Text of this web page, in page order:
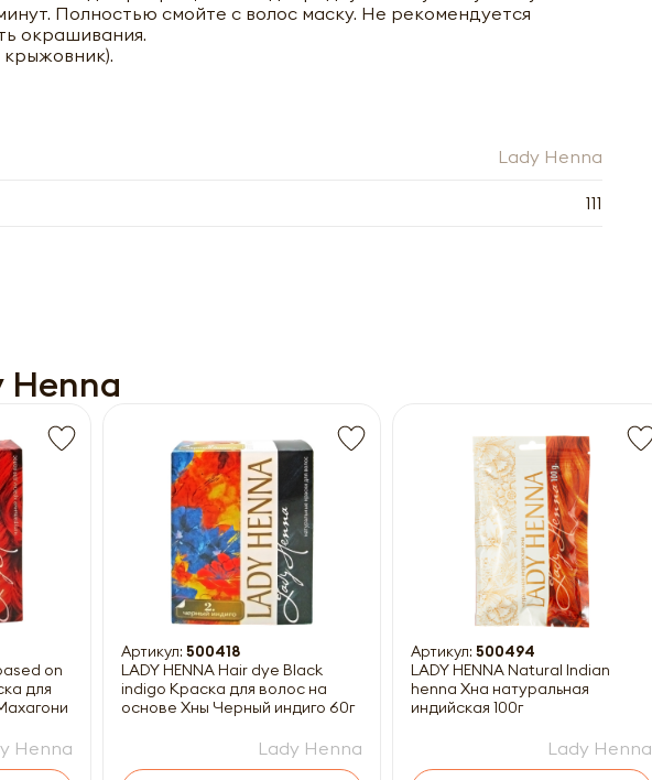
Полностью смойте с волос маску. Не рекомендуется
окрашивания.
Lady Henna
111
Henna
on
для
Henna
Артикул: 500418
LADY HENNA Hair dye Black
indigo Краска для волос на
основе Хны Черный индиго 60г
Lady Henna
Артикул: 500494
LADY HENNA Natural Indian
henna Хна натуральная
индийская 100г
Lady Henna
к заполнению